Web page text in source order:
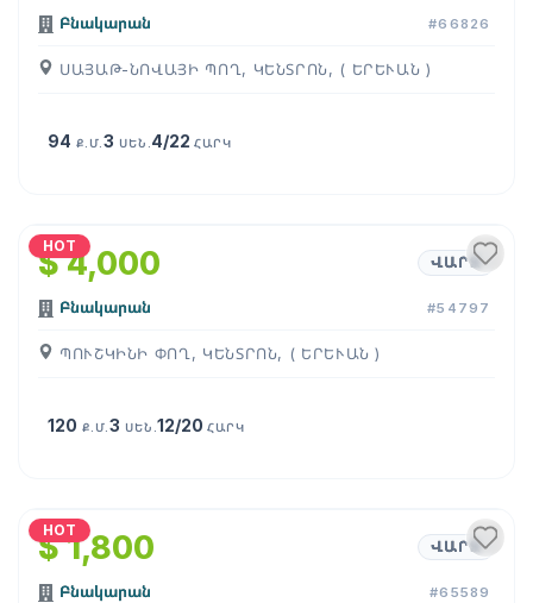
Բնակարան #66826
ՍԱՅԱԹ-ՆՈՎԱՅԻ ՊՈՂ, ԿԵՆՏՐՈՆ, ( ԵՐԵՒԱՆ )
94 Ք.Մ.3 ՍԵՆ. 4/22ՀԱՐԿ
HOT
$ 4,000 ՎԱՐՁ
Բնակարան #54797
ՊՈՒՇԿԻՆԻ ՓՈՂ, ԿԵՆՏՐՈՆ, ( ԵՐԵՒԱՆ )
120 Ք.Մ.3 ՍԵՆ.12/20ՀԱՐԿ
HOT
$ 1,800 ՎԱՐՁ
Բնակարան #65589